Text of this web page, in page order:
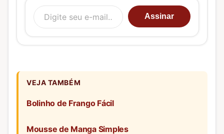
Digite seu e-mail…
Assinar
VEJA TAMBÉM
Bolinho de Frango Fácil
Mousse de Manga Simples